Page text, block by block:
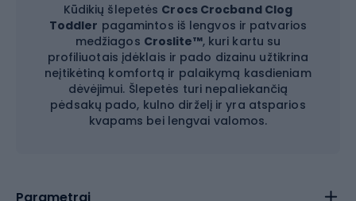
Kūdikių šlepetės Crocs Crocband Clog
Toddler pagamintos iš lengvos ir patvarios
medžiagos Croslite™, kuri kartu su
profiliuotais įdėklais ir pado dizainu užtikrina
neįtikėtiną komfortą ir palaikymą kasdieniam
dėvėjimui. Šlepetės turi nepaliekančią
pėdsakų pado, kulno dirželį ir yra atsparios
kvapams bei lengvai valomos.
Parametrai